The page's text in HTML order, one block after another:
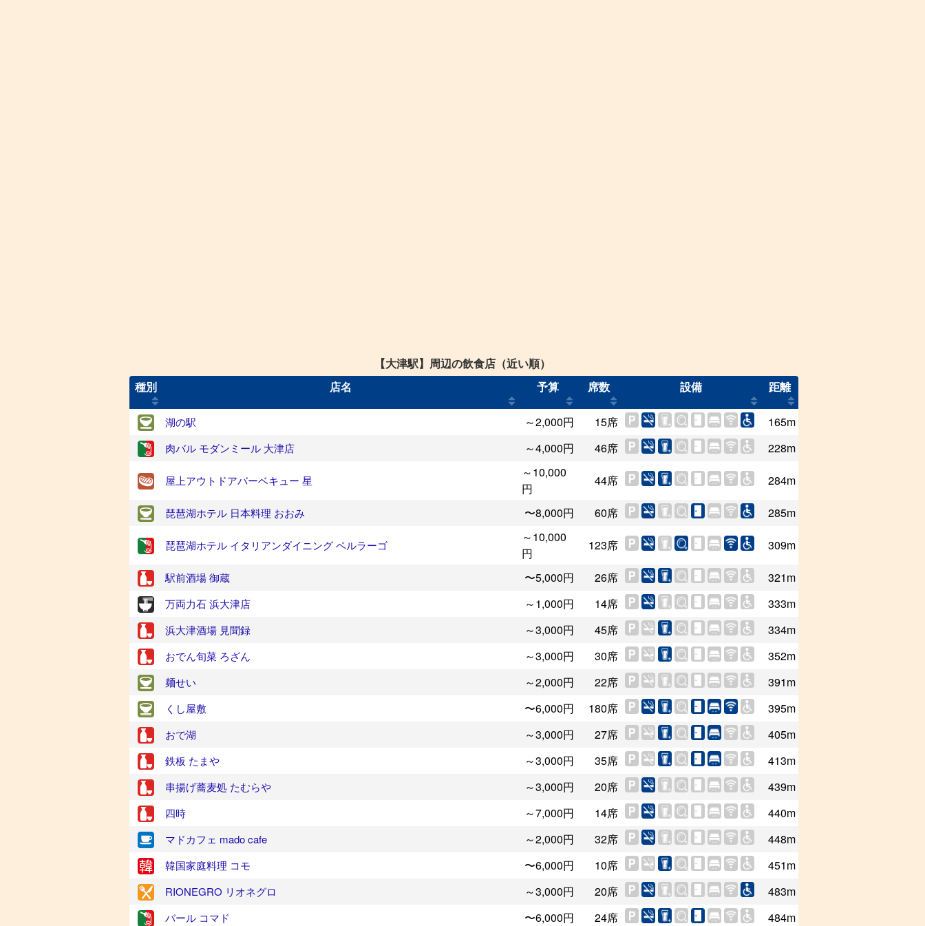
【大津駅】周辺の飲食店（近い順）
種別
店名 予算 席数 設備 距離
湖の駅 ～2,000円 15席 165m
肉バル モダンミール 大津店 ～4,000円 46席 228m
屋上アウトドアバーベキュー 星
～10,000
円
44席 284m
琵琶湖ホテル 日本料理 おおみ 〜8,000円 60席 285m
琵琶湖ホテル イタリアンダイニング ベルラーゴ
～10,000
円
123席 309m
駅前酒場 御蔵 〜5,000円 26席 321m
万両力石 浜大津店 ～1,000円 14席 333m
浜大津酒場 見聞録 ～3,000円 45席 334m
おでん旬菜 ろざん ～3,000円 30席 352m
麺せい ～2,000円 22席 391m
くし屋敷 〜6,000円 180席 395m
おで湖 ～3,000円 27席 405m
鉄板 たまや ～3,000円 35席 413m
串揚げ蕎麦処 たむらや ～3,000円 20席 439m
四時 ～7,000円 14席 440m
マドカフェ mado cafe ～2,000円 32席 448m
韓国家庭料理 コモ 〜6,000円 10席 451m
RIONEGRO リオネグロ ～3,000円 20席 483m
バール コマド 〜6,000円 24席 484m